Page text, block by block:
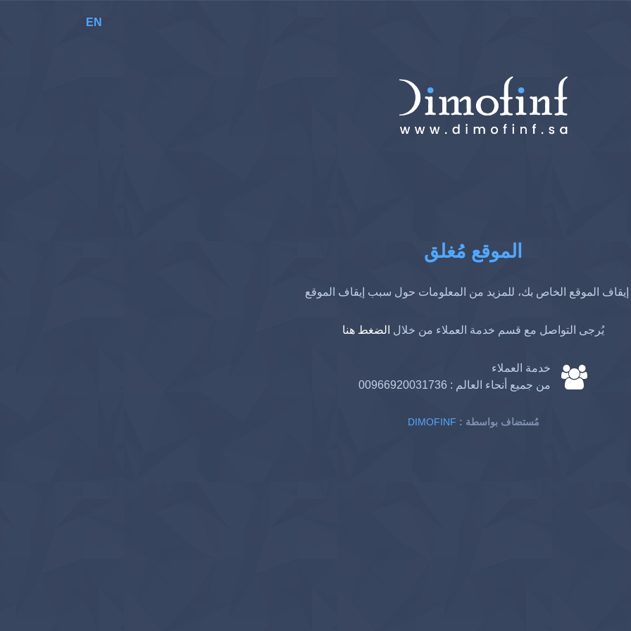
EN
الموقع مُغلق
إيقاف الموقع الخاص بك، للمزيد من المعلومات حول سبب إيقاف الموقع
يُرجى التواصل مع قسم خدمة العملاء من خلال الضغط هنا
خدمة العملاء
من جميع أنحاء العالم : 00966920031736
DIMOFINF : مُستضاف بواسطة